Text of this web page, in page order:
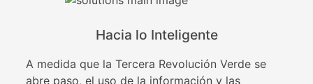
Hacia lo Inteligente
A medida que la Tercera Revolución Verde se
abre paso, el uso de la información y las